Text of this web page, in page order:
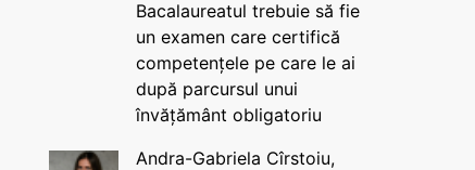
Bacalaureatul trebuie să fie
un examen care certifică
competențele pe care le ai
după parcursul unui
învățământ obligatoriu
Andra-Gabriela Cîrstoiu,